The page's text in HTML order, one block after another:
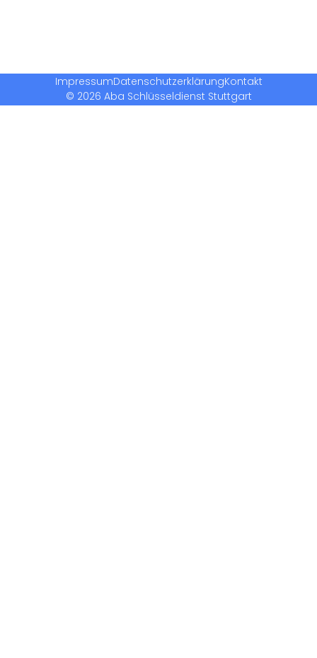
ImpressumDatenschutzerklärungKontakt
© 2026 Aba Schlüsseldienst Stuttgart